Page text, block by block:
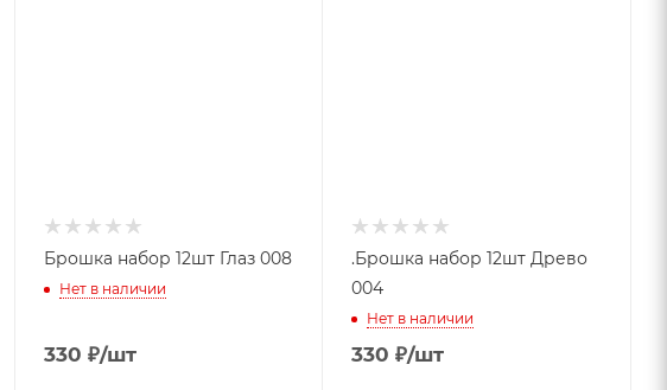
Брошка набор 12шт Глаз 008
Нет в наличии
330 ₽/шт
.Брошка набор 12шт Древо
004
Нет в наличии
330 ₽/шт